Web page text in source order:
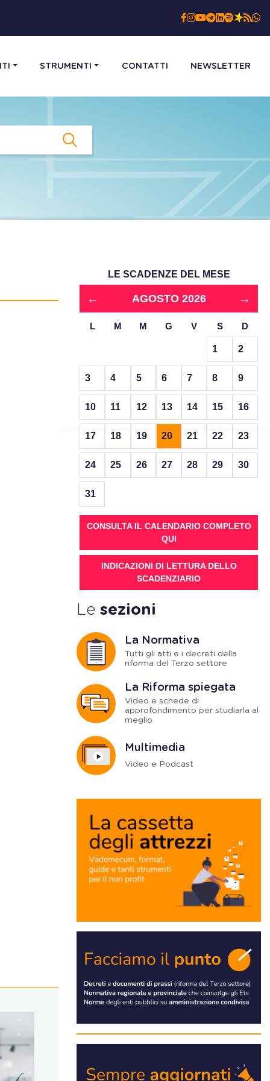
STRUMENTI CONTATTI NEWSLETTER
LE SCADENZE DEL MESE
← AGOSTO 2026 →
L M M G V S D
1 2
3 4 5 6 7 8 9
10 11 12 13 14 15 16
17 18 19 20 21 22 23
24 25 26 27 28 29 30
31
CONSULTA IL CALENDARIO COMPLETO
QUI
INDICAZIONI DI LETTURA DELLO
SCADENZIARIO
Le sezioni
La Normativa
Tutti gli atti e i decreti della
riforma del Terzo settore
La Riforma spiegata
Video e schede di
approfondimento per studiarla al
meglio
Multimedia
Video e Podcast